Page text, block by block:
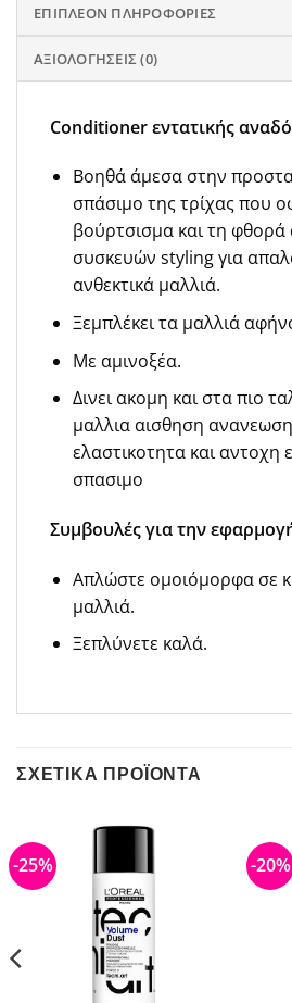
ΕΠΙΠΛΈΟΝ ΠΛΗΡΟΦΟΡΊΕΣ
ΑΞΙΟΛΟΓΉΣΕΙΣ (0)
Conditioner εντατικής
Βοηθά άμεσα στην
σπάσιμο της τρίχας που
βούρτσισμα και τη
συσκευών styling για
ανθεκτικά μαλλιά.
Ξεμπλέκει τα μαλλιά
Με αμινοξέα.
Δινει ακομη και στα πιο
μαλλια αισθηση
ελαστικοτητα και αντοχη
σπασιμο
Συμβουλές για την
Απλώστε ομοιόμορφα σε
μαλλιά.
Ξεπλύνετε καλά.
ΣΧΕΤΙΚΆ ΠΡΟΪΌΝΤΑ
-25% -20%